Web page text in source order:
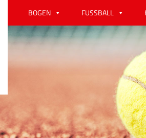
BOGEN FUSSBALL